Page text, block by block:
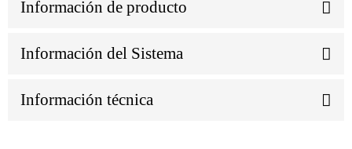
Información de producto
Información del Sistema
Información técnica